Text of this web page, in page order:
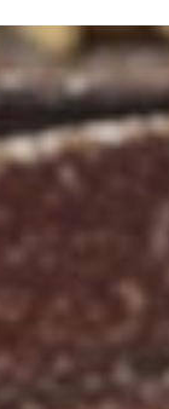
ｏ.１となったグ